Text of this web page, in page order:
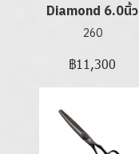
Diamond 6.0นิ้ว
260
฿11,300